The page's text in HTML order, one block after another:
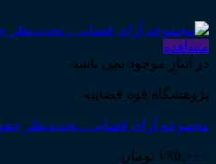
مشاهده
در انبار موجود نمی باشد
پژوهشگاه قوه قضاییه
مجموعه آرای قضایی ـ تجدیدنظر حقوقی
۱۹۵,۰۰۰ تومان